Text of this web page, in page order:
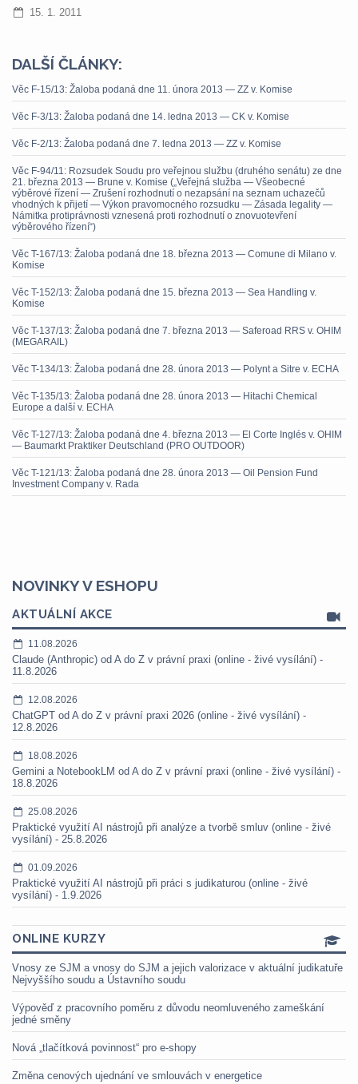
15. 1. 2011
DALŠÍ ČLÁNKY:
Věc F-15/13: Žaloba podaná dne 11. února 2013 — ZZ v. Komise
Věc F-3/13: Žaloba podaná dne 14. ledna 2013 — CK v. Komise
Věc F-2/13: Žaloba podaná dne 7. ledna 2013 — ZZ v. Komise
Věc F-94/11: Rozsudek Soudu pro veřejnou službu (druhého senátu) ze dne
21. března 2013 — Brune v. Komise („Veřejná služba — Všeobecné
výběrové řízení — Zrušení rozhodnutí o nezapsání na seznam uchazečů
vhodných k přijetí — Výkon pravomocného rozsudku — Zásada legality —
Námitka protiprávnosti vznesená proti rozhodnutí o znovuotevření
výběrového řízení“)
Věc T-167/13: Žaloba podaná dne 18. března 2013 — Comune di Milano v.
Komise
Věc T-152/13: Žaloba podaná dne 15. března 2013 — Sea Handling v.
Komise
Věc T-137/13: Žaloba podaná dne 7. března 2013 — Saferoad RRS v. OHIM
(MEGARAIL)
Věc T-134/13: Žaloba podaná dne 28. února 2013 — Polynt a Sitre v. ECHA
Věc T-135/13: Žaloba podaná dne 28. února 2013 — Hitachi Chemical
Europe a další v. ECHA
Věc T-127/13: Žaloba podaná dne 4. března 2013 — El Corte Inglés v. OHIM
— Baumarkt Praktiker Deutschland (PRO OUTDOOR)
Věc T-121/13: Žaloba podaná dne 28. února 2013 — Oil Pension Fund
Investment Company v. Rada
NOVINKY V ESHOPU
AKTUÁLNÍ AKCE
11.08.2026
Claude (Anthropic) od A do Z v právní praxi (online - živé vysílání) -
11.8.2026
12.08.2026
ChatGPT od A do Z v právní praxi 2026 (online - živé vysílání) -
12.8.2026
18.08.2026
Gemini a NotebookLM od A do Z v právní praxi (online - živé vysílání) -
18.8.2026
25.08.2026
Praktické využití AI nástrojů při analýze a tvorbě smluv (online - živé
vysílání) - 25.8.2026
01.09.2026
Praktické využití AI nástrojů při práci s judikaturou (online - živé
vysílání) - 1.9.2026
ONLINE KURZY
Vnosy ze SJM a vnosy do SJM a jejich valorizace v aktuální judikatuře
Nejvyššího soudu a Ústavního soudu
Výpověď z pracovního poměru z důvodu neomluveného zameškání
jedné směny
Nová „tlačítková povinnost“ pro e-shopy
Změna cenových ujednání ve smlouvách v energetice